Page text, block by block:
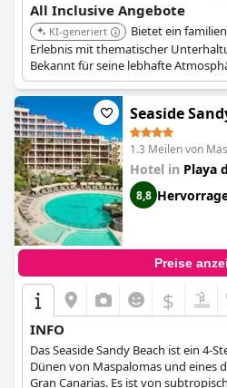
All Inclusive Angebote
KI-generiert
Bietet ein
Erlebnis mit thematischer
Bekannt für seine lebhafte
Poolbereich. Befindet sich in Playa
Einkaufsmöglichkeiten und
Seaside
1.3 Meilen von
Hotel in Playa
8,8
Preise
$
INFO
Das Seaside Sandy Beach ist ein 4-
Dünen von Maspalomas und eines
Gran Canarias. Es ist von